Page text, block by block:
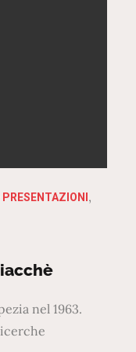
PRESENTAZIONI
nel 1963.